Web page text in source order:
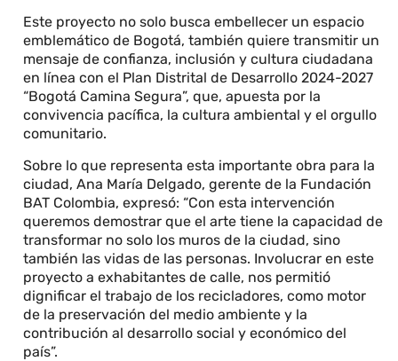
Este proyecto no solo busca embellecer un espacio
emblemático de Bogotá, también quiere transmitir un
mensaje de confianza, inclusión y cultura ciudadana
en línea con el Plan Distrital de Desarrollo 2024-2027
“Bogotá Camina Segura”, que, apuesta por la
convivencia pacífica, la cultura ambiental y el orgullo
comunitario.
Sobre lo que representa esta importante obra para la
ciudad, Ana María Delgado, gerente de la Fundación
BAT Colombia, expresó: “Con esta intervención
queremos demostrar que el arte tiene la capacidad de
transformar no solo los muros de la ciudad, sino
también las vidas de las personas. Involucrar en este
proyecto a exhabitantes de calle, nos permitió
dignificar el trabajo de los recicladores, como motor
de la preservación del medio ambiente y la
contribución al desarrollo social y económico del
país”.